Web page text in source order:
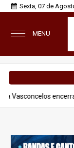
Sexta, 07 de
MENU
encerra ciclo na